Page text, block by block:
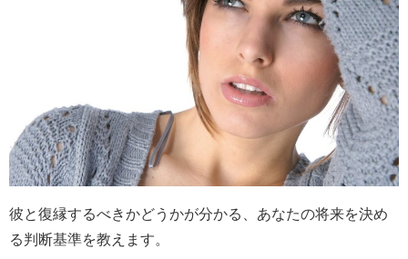
彼と復縁するべきかどうかが分かる、あなたの将来を決め
る判断基準を教えます。